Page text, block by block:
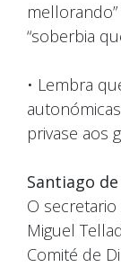
“soberbia
• Lembra
privase aos
Santiago
O
Miguel
Comité de